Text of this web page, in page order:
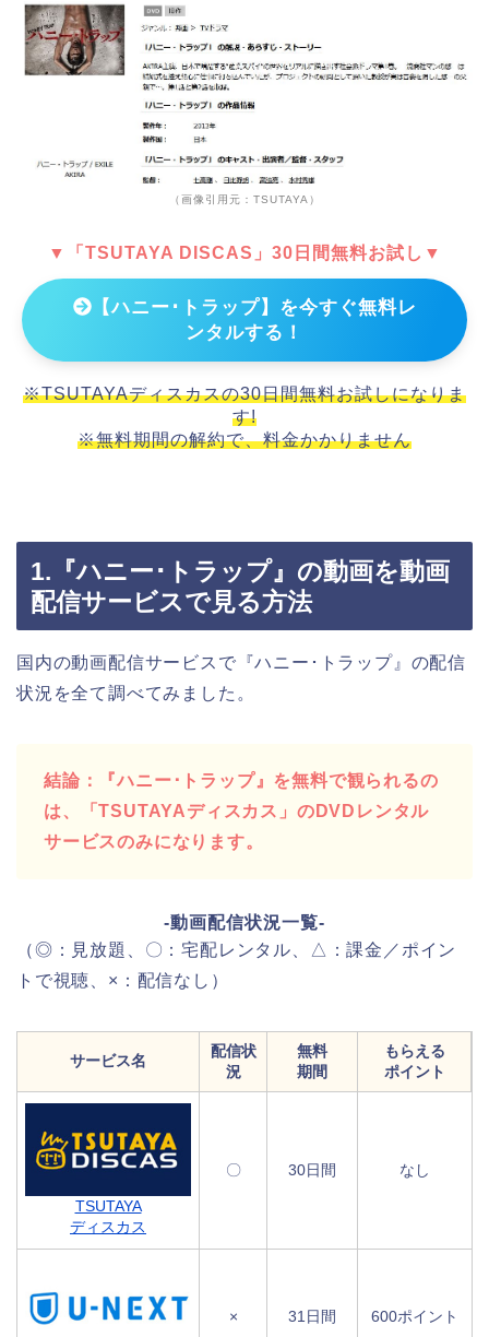
（画像引用元：TSUTAYA）
▼「TSUTAYA DISCAS」30日間無料お試し▼
【ハニー･トラップ】を今すぐ無料レ
ンタルする！
※TSUTAYAディスカスの30日間無料お試しになりま
す!
※無料期間の解約で、料金かかりません
1.『ハニー･トラップ』の動画を動画
配信サービスで見る方法
国内の動画配信サービスで『ハニー･トラップ』の配信
状況を全て調べてみました。
結論：『ハニー･トラップ』を無料で観られるの
は、「TSUTAYAディスカス」のDVDレンタル
サービスのみになります。
-動画配信状況一覧-
（◎：見放題、〇：宅配レンタル、△：課金／ポイン
トで視聴、×：配信なし）
サービス名
配信状
況
無料
期間
もらえる
ポイント
TSUTAYA
ディスカス
〇 30日間 なし
× 31日間 600ポイント